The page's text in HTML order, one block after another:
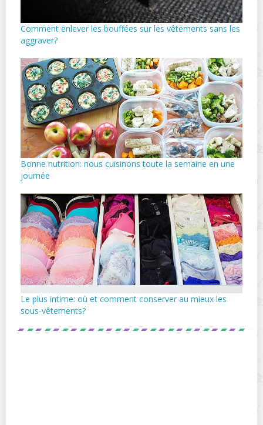
Comment enlever les bouffées sur les vêtements sans les
aggraver?
Bonne nutrition: nous cuisinons toute la semaine en une
journée
Le plus intime: où et comment conserver au mieux les
sous-vêtements?